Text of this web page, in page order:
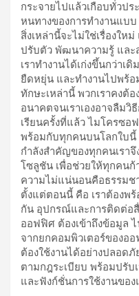
กระจายไปแล้วเกือบทั่วป
หนทางของการทำงานแบบ
สิ่งเหล่านี้จะไม่ใช่เรื่องให
ปรับตัว พัฒนาความรู้ และ
เราทำงานได้เก่งขึ้นกว่าเ
ยืดหยุ่น และทำงานไปพร้
ทักษะเหล่านี้ พวกเราคงต้
อนาคตจนเราเองอาจลืมวิ
เรียนครั้งที่แล้ว ไมโครซอ
พร้อมกับทุกคนบนโลกใบนี้
กำลังสำคัญของทุกคนเรา
โซลูชัน เพื่อช่วยให้ทุกคนก้
ความไม่แน่นอนคือธรรมช
ตั้งแต่ตอนนี้ คือ เราต้องพ
กัน อุปกรณ์และการติดต่อ
ออฟฟิศ ต้องเข้าถึงข้อมูล
จากยกคอมพิวเตอร์ของอ
ต้องใช้งานได้อย่างปลอด
ตามกฎระเบียบ พร้อมปรั
และฟังก์ชั่นการใช้งานขอ